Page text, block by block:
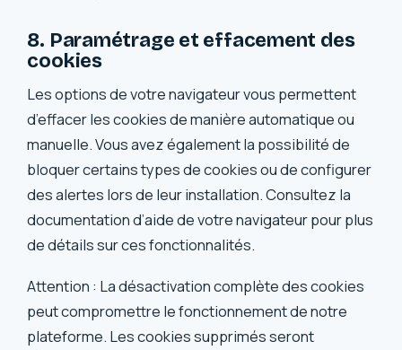
8. Paramétrage et effacement des
cookies
Les options de votre navigateur vous permettent
d’effacer les cookies de manière automatique ou
manuelle. Vous avez également la possibilité de
bloquer certains types de cookies ou de configurer
des alertes lors de leur installation. Consultez la
documentation d’aide de votre navigateur pour plus
de détails sur ces fonctionnalités.
Attention : La désactivation complète des cookies
peut compromettre le fonctionnement de notre
plateforme. Les cookies supprimés seront